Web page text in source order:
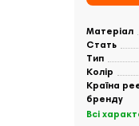
Матеріал
Стать
Тип
Колір
Країна
бренду
Всі